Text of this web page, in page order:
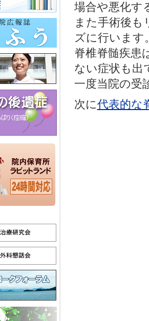
場合や悪化す
また手術後
ズに行います
脊椎脊髄疾患
ない症状も出
一度当院の受
次に代表的な